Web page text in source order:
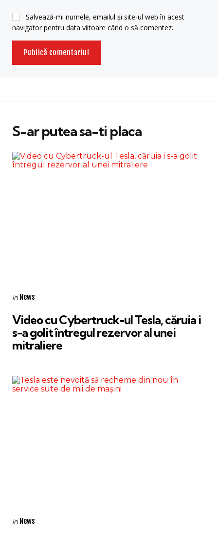
Salvează-mi numele, emailul și site-ul web în acest
navigator pentru data viitoare când o să comentez.
S-ar putea sa-ti placa
Categories
Posted
in News
Video cu Cybertruck-ul Tesla, căruia i
s-a golit întregul rezervor al unei
mitraliere
Categories
Posted
in News